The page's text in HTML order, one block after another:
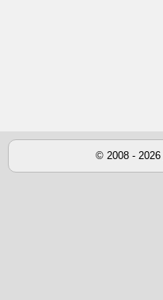
© 2008 - 2026